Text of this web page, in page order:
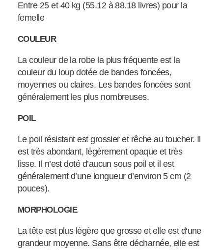
Entre 25 et 40 kg (55.12 à 88.18 livres) pour la
femelle
COULEUR
La couleur de la robe la plus fréquente est la
couleur du loup dotée de bandes foncées,
moyennes ou claires. Les bandes foncées sont
généralement les plus nombreuses.
POIL
Le poil résistant est grossier et rêche au toucher. Il
est très abondant, légèrement opaque et très
lisse. Il n’est doté d’aucun sous poil et il est
généralement d’une longueur d’environ 5 cm (2
pouces).
MORPHOLOGIE
La tête est plus légère que grosse et elle est d‘une
grandeur moyenne. Sans être décharnée, elle est